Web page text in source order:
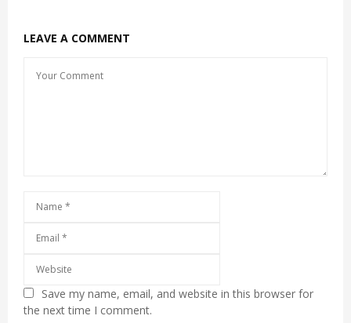
LEAVE A COMMENT
Save my name, email, and website in this browser for
the next time I comment.